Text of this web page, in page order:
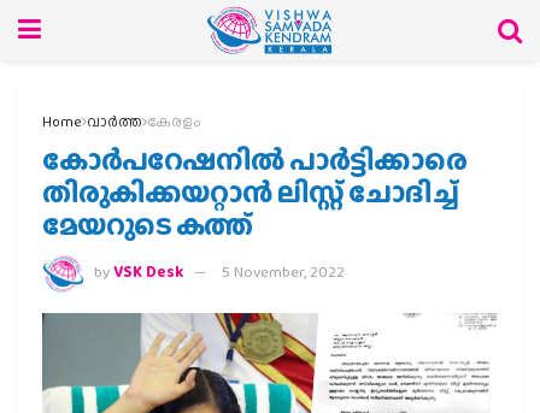
Home വാര്‍ത്ത കേരളം
കോര്‍പറേഷനില്‍ പാര്‍ട്ടിക്കാരെ
തിരുകിക്കയറ്റാന്‍ ലിസ്റ്റ് ചോദിച്ച്
മേയറുടെ കത്ത്
byVSK Desk 5 November, 2022